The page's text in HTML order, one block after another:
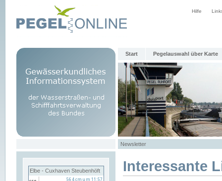
Hilfe
Start Pegelauswahl über Karte
Newsletter
Elbe - Cuxhaven Steubenhöft Interessante